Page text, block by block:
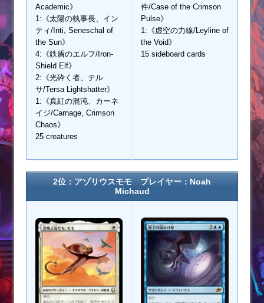
Academic》
1:《太陽の執事長、イン
ティ/Inti, Seneschal of
the Sun》
4:《鉄盾のエルフ/Iron-
Shield Elf》
2:《光砕く者、テル
サ/Tersa Lightshatter》
1:《真紅の混沌、カーネ
イジ/Carnage, Crimson
Chaos》
25 creatures
件/Case of the Crimson
Pulse》
1:《虚空の力線/Leyline of
the Void》
15 sideboard cards
2位：アゾリウスモモ プレイヤー：Noah
Michaud